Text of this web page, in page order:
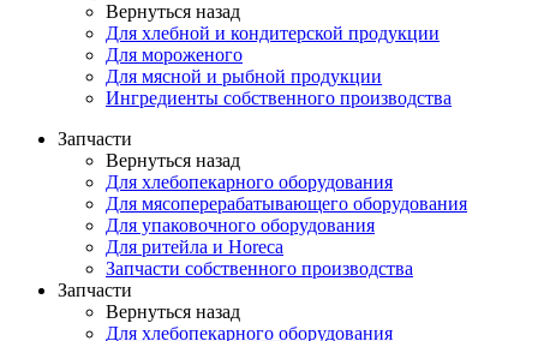
Вернуться назад
Для хлебной и кондитерской продукции
Для мороженого
Для мясной и рыбной продукции
Ингредиенты собственного производства
Запчасти
Вернуться назад
Для хлебопекарного оборудования
Для мясоперерабатывающего оборудования
Для упаковочного оборудования
Для ритейла и Horeca
Запчасти собственного производства
Запчасти
Вернуться назад
Для хлебопекарного оборудования